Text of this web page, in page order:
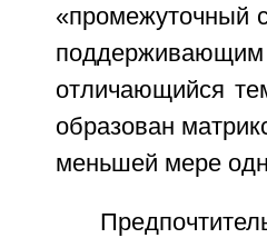
«промежуточный
отличающийся
образован
меньшей мере